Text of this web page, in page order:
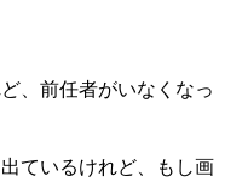
、前任者がいなくなっ
ているけれど、もし画